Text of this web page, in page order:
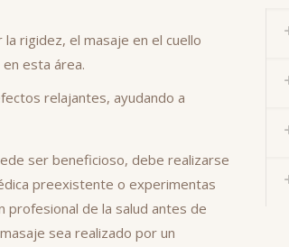
rigidez, el masaje en el cuello
esta área.
relajantes, ayudando a
ser beneficioso, debe realizarse
preexistente o experimentas
profesional de la salud antes de
sea realizado por un